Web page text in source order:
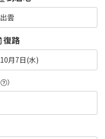
出雲
復路
10月7日(水)
）